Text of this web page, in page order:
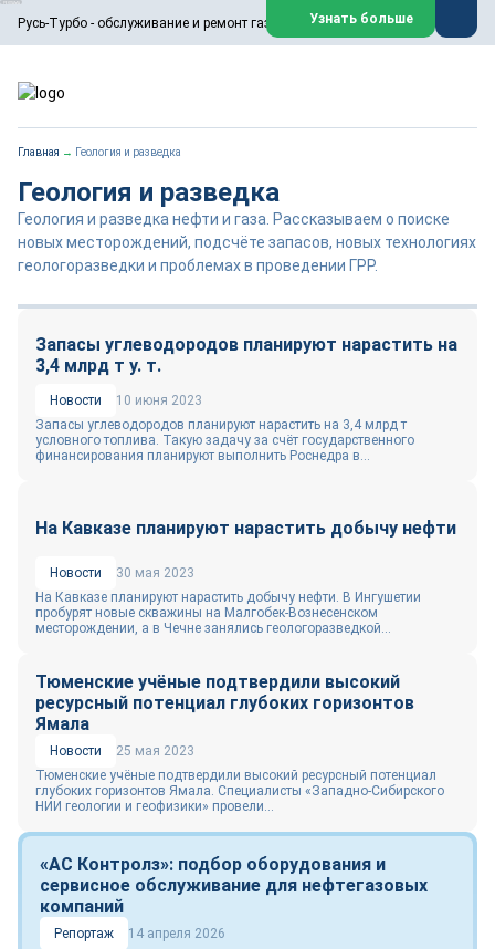
Русь-Турбо - обслуживание и ремонт газовых паровых турбин
ООО «Русь-Турбо» занимается сервисом газовых и паровых
турбин, комплексным ремонтом, восстановлением,
техническим обслуживанием оборудования ТЭС,
работают на нефтегазовых, нефтехимических,
металлургических и других предприятиях.
Реклама. ООО «Русь-Турбо», ИНН 7802588950
Перейти на сайт
Узнать больше
Главная → Геология и разведка
Геология и разведка
Геология и разведка нефти и газа. Рассказываем о поиске
новых месторождений, подсчёте запасов, новых технологиях
геологоразведки и проблемах в проведении ГРР.
Запасы углеводородов планируют нарастить на
3,4 млрд т у. т.
Новости
10 июня 2023
Запасы углеводородов планируют нарастить на 3,4 млрд т
условного топлива. Такую задачу за счёт государственного
финансирования планируют выполнить Роснедра в...
На Кавказе планируют нарастить добычу нефти
Новости
30 мая 2023
На Кавказе планируют нарастить добычу нефти. В Ингушетии
пробурят новые скважины на Малгобек-Вознесенском
месторождении, а в Чечне занялись геологоразведкой...
Тюменские учёные подтвердили высокий
ресурсный потенциал глубоких горизонтов
Ямала
Новости
25 мая 2023
Тюменские учёные подтвердили высокий ресурсный потенциал
глубоких горизонтов Ямала. Специалисты «Западно-Сибирского
НИИ геологии и геофизики» провели...
«АС Контролз»: подбор оборудования и
сервисное обслуживание для нефтегазовых
компаний
Репортаж
14 апреля 2026